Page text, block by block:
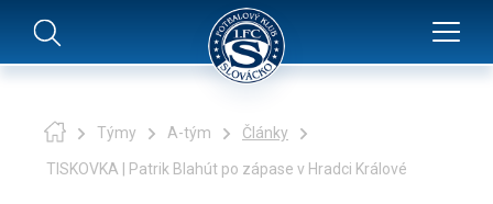
Týmy A-tým Články
TISKOVKA | Patrik Blahút po zápase v Hradci Králové